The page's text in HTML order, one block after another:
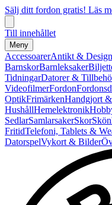
Sälj ditt fordon gratis! Läs
Till innehållet
Meny
AccessoarerAntikt & Design
BarnskorBarnleksaker
TidningarDatorer &
VideofilmerFordon
OptikFrimärkenHandgjort
HushållHemelektronik
SedlarSamlarsakerSkor
FritidTelefoni, Tablets &
DatorspelVykort & Bilder